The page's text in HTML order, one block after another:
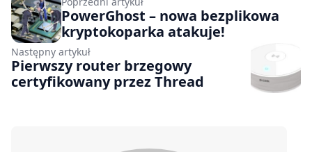
PowerGhost – nowa bezplikowa
kryptokoparka atakuje!
Następny artykuł
Pierwszy router brzegowy
certyfikowany przez Thread